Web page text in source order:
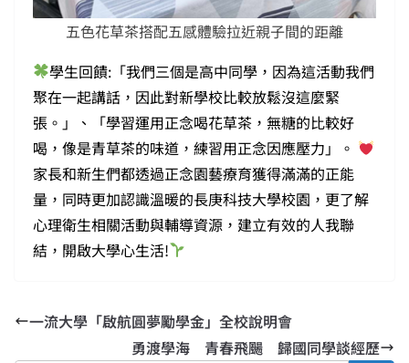
五色花草茶搭配五感體驗拉近親子間的距離
學生回饋:「我們三個是高中同學，因為這活動我們
聚在一起講話，因此對新學校比較放鬆沒這麼緊
張。」、「學習運用正念喝花草茶，無糖的比較好
喝，像是青草茶的味道，練習用正念因應壓力」。
家長和新生們都透過正念園藝療育獲得滿滿的正能
量，同時更加認識溫暖的長庚科技大學校園，更了解
心理衛生相關活動與輔導資源，建立有效的人我聯
結，開啟大學心生活!
一流大學「啟航圓夢勵學金」全校說明會
勇渡學海 青春飛颺 歸國同學談經歷